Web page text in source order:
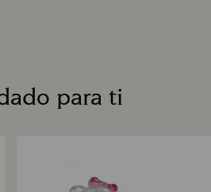
para ti